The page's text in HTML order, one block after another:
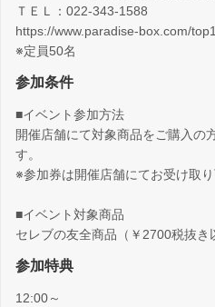
ＴＥＬ：022-343-1588
https://www.paradise-box.com/
※定員50名
参加条件
■イベント参加方法
開催店舗にて対象商品をご購入の
す。
※参加券は開催店舗にてお受け取り
■イベント対象商品
セレブの友全商品（￥2700税抜き
参加特典
12:00～